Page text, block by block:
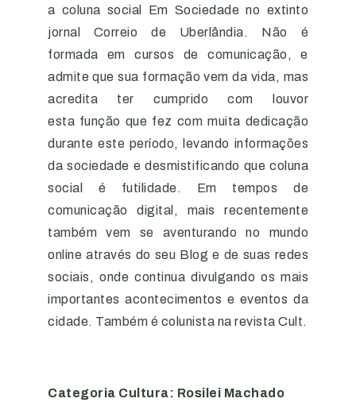
a coluna social Em Sociedade no extinto
jornal Correio de Uberlândia. Não é
formada em cursos de comunicação, e
admite que sua formação vem da vida, mas
acredita ter cumprido com louvor
esta função que fez com muita dedicação
durante este período, levando informações
da sociedade e desmistificando que coluna
social é futilidade. Em tempos de
comunicação digital, mais recentemente
também vem se aventurando no mundo
online através do seu Blog e de suas redes
sociais, onde continua divulgando os mais
importantes acontecimentos e eventos da
cidade. Também é colunista na revista Cult.
Categoria Cultura: Rosilei Machado